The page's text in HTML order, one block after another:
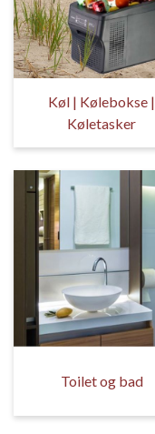
Køl | Kølebokse |
Køletasker
Toilet og bad